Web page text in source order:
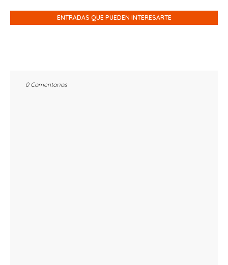
ENTRADAS QUE PUEDEN INTERESARTE
0 Comentarios